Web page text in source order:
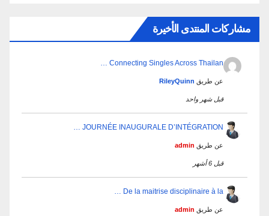
مشاركات المنتدى الأخيرة
Connecting Singles Across Thailan …
عن طريق RileyQuinn
قبل شهر واحد
JOURNÉE INAUGURALE D’INTÉGRATION …
عن طريق admin
قبل 6 أشهر
De la maitrise disciplinaire à la …
عن طريق admin